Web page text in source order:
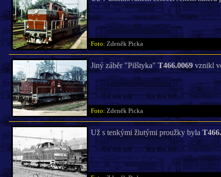
Foto: Zdeněk Picka
Jiný záběr "Pilštyka" T466.0069vznikl
Foto: Zdeněk Picka
Už s tenkými žlutými proužky byla